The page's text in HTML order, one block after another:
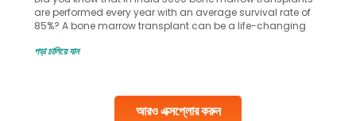
আরও এক্সপ্লোর করুন
are performed every year with an average survival rate of
85%? A bone marrow transplant can be a life-changing
make all the difference. India has some of the world’s
পড়া চালিয়ে যান